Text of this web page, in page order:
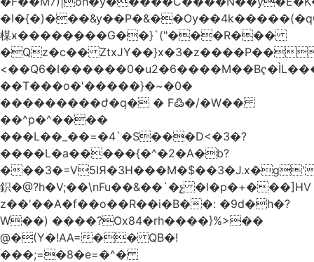
楳ӿ�����ܼ���G��}`("���R���
�Qz�c�� ZtxJY��}x�3�z����P��
��T���o�'�����}�~�0�
���������ժ�q� � F߷�/�W��
��^p�^����
���L��_��=�4`�S���D<�3�?
����L�a�����{�^�2�A�b?
�
鉙�@?h�V;��\nFu��&��`�չ �l�p�+���]HV
z��'��A�f��o��R��i�B��: �9d�h�?
W��) ����?Ox84�rh����}%>��
@�(Y�!AA=�� QB�!
���;=�8�e=�^�